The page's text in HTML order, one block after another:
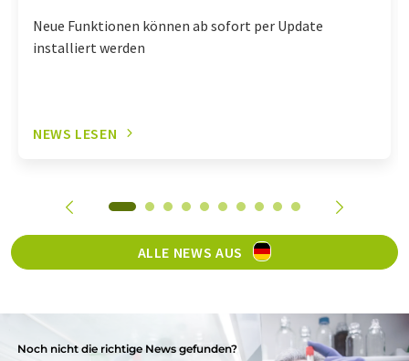
Neue Funktionen können ab sofort per Update
installiert werden
NEWS LESEN
ALLE NEWS AUS
Noch nicht die richtige News gefunden?